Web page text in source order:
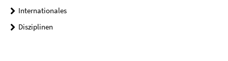
Internationales
Disziplinen